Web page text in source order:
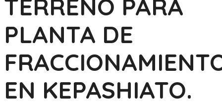
TERRENO PARA
PLANTA DE
EN KEPASHIATO.